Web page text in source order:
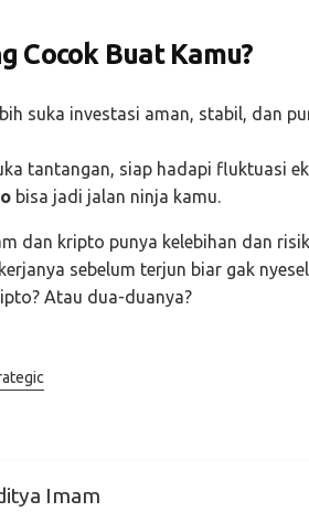
Cocok Buat Kamu?
suka investasi aman, stabil, dan
tantangan, siap hadapi fluktuasi
bisa jadi jalan ninja kamu.
dan kripto punya kelebihan dan
sebelum terjun biar gak
Atau dua-duanya?
Imam